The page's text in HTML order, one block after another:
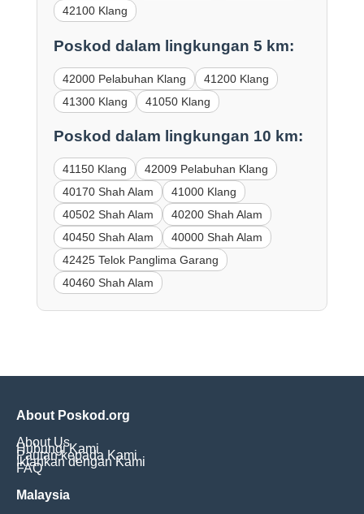
42100 Klang
Poskod dalam lingkungan 5 km:
42000 Pelabuhan Klang
41200 Klang
41300 Klang
41050 Klang
Poskod dalam lingkungan 10 km:
41150 Klang
42009 Pelabuhan Klang
40170 Shah Alam
41000 Klang
40502 Shah Alam
40200 Shah Alam
40450 Shah Alam
40000 Shah Alam
42425 Telok Panglima Garang
40460 Shah Alam
About Poskod.org
About Us
Hubungi Kami
Pautan kepada Kami
Iklankan dengan Kami
FAQ
Malaysia